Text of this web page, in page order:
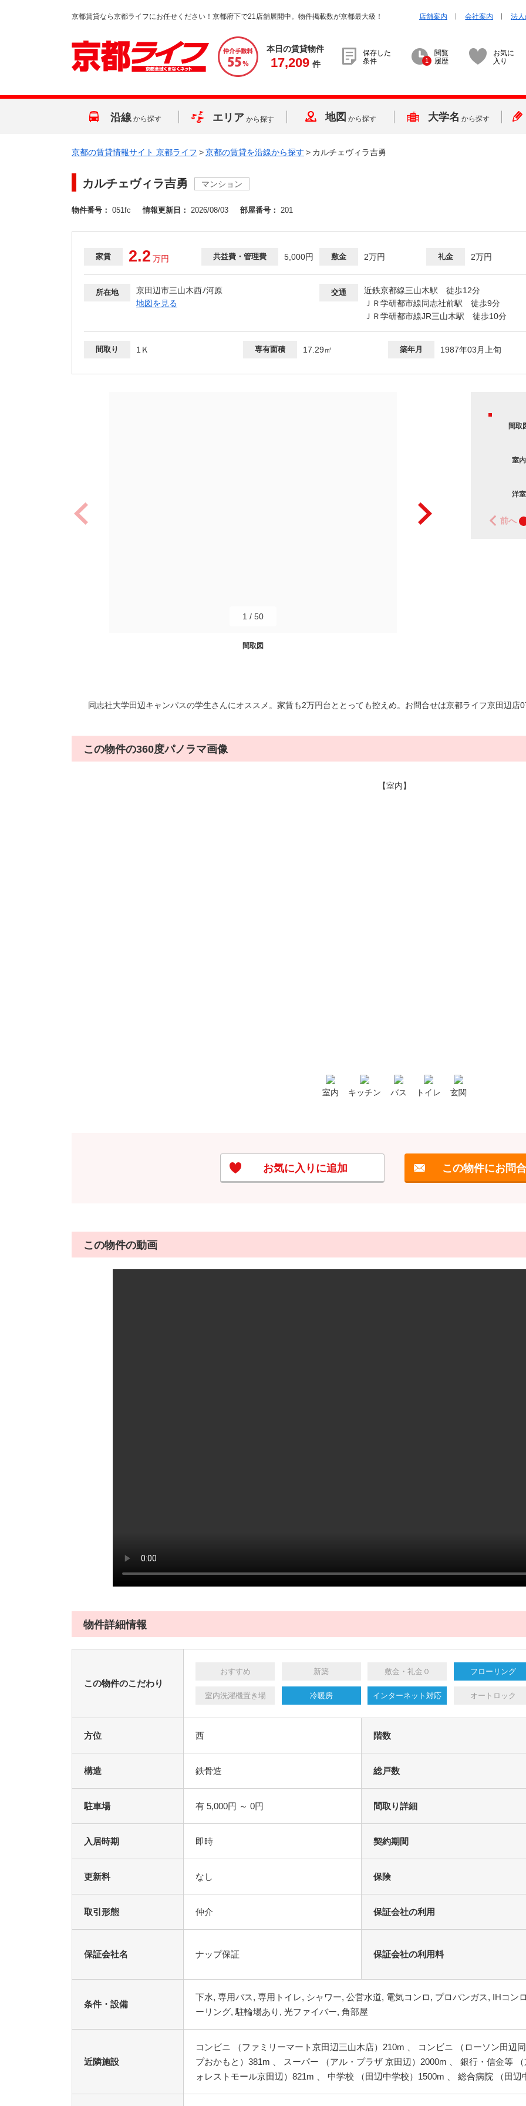
京都賃貸なら京都ライフにお任せください！京都府下で21店舗展開中。物件掲載数が京都最大級！ 店舗案内 会社案内 法
本日の賃貸物件
17,209 件
保存した
条件
1
閲覧
履歴
お気に
入り
沿線 から探す エリア から探す 地図 から探す 大学名 から探す
京都の賃貸情報サイト 京都ライフ >京都の賃貸を沿線から探す > カルチェヴィラ吉勇
カルチェヴィラ吉勇 マンション
物件番号： 051fc 情報更新日： 2026/08/03 部屋番号： 201
家賃 2.2 万円 共益費・管理費 5,000円 敷金 2万円 礼金 2万円
所在地
京田辺市三山木西ﾉ河原
地図を見る
交通
近鉄京都線三山木駅 徒歩12分
ＪＲ学研都市線同志社前駅 徒歩9分
ＪＲ学研都市線JR三山木駅 徒歩10分
間取り 1Ｋ 専有面積 17.29㎡ 築年月 1987年03月上旬
間取図
1 / 50
間取
室内
洋室
前へ
同志社大学田辺キャンパスの学生さんにオススメ。家賃も2万円台ととっても控えめ。お問合せは京都ライフ京田辺
この物件の360度パノラマ画像
【室内】
室内 キッチン バス トイレ 玄関
お気に入りに追加 この物件にお問
この物件の動画
物件詳細情報
この物件のこだわり
おすすめ 新築 敷金・礼金０ フローリング
室内洗濯機置き場 冷暖房 インターネット対応 オートロック
方位 西 階数
構造 鉄骨造 総戸数
駐車場 有 5,000円 ～ 0円 間取り詳細
入居時期 即時 契約期間
更新料 なし 保険
取引形態 仲介 保証会社の利用
保証会社名 ナップ保証 保証会社の利用料
条件・設備
近隣施設
コンビニ （ファミリーマート京田辺三山木店）210m 、 コンビニ （ローソン田辺
プおかもと）381m 、 スーパー （アル・プラザ 京田辺）2000m 、 銀行・信金等
ォレストモール京田辺）821m 、 中学校 （田辺中学校）1500m 、 総合病院 （田辺